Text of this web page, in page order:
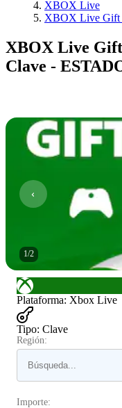
XBOX Live
XBOX Live Gift
XBOX Live
Clave -
1/2
Plataforma: Xbox Live
Tipo: Clave
Región:
Importe: